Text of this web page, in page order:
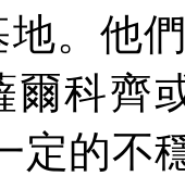
。他
爾科齊
定的不